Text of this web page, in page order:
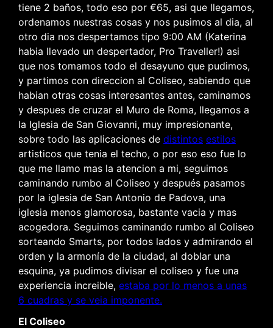
tiene 2 baños, todo eso por €65, asi que llegamos,
ordenamos nuestras cosas y nos pusimos al dia, al
otro dia nos despertamos tipo 9:00 AM (Katerina
habia llevado un despertador, Pro Traveller!) asi
que nos tomamos todo el desayuno que pudimos,
y partimos con direccion al Coliseo, sabiendo que
habian otras cosas interesantes antes, caminamos
y despues de cruzar el Muro de Roma, llegamos a
la Iglesia de San Giovanni, muy impresionante,
sobre todo las aplicaciones de distintos estilos
artisticos que tenia el techo, o por eso eso fue lo
que me llamo mas la atencion a mi, seguimos
caminando rumbo al Coliseo y después pasamos
por la iglesia de San Antonio de Padova, una
iglesia menos glamorosa, bastante vacia y mas
acogedora. Seguimos caminando rumbo al Coliseo
sorteando Smarts, por todos lados y admirando el
orden y la armonía de la ciudad, al doblar una
esquina, ya pudimos divisar el coliseo y fue una
experiencia increible, estaba por lo menos a unas
6 cuadras y se veia imponente.
El Coliseo